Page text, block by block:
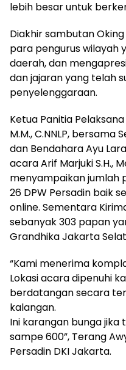
lebih besar untuk
Diakhir sambutan
para pengurus wilayah
daerah, dan
dan jajaran yang telah
penyelenggaraan.
Ketua Panitia Pelaksana
M.M., C.NNLP, bersama
dan Bendahara Ayu
acara Arif Marjuki S.H.,
menyampaikan jumlah
26 DPW Persadin baik
online. Sementara
sebanyak 303 papan
Grandhika Jakarta
“Kami menerima
Lokasi acara dipenuhi
berdatangan secara
kalangan.
Ini karangan bunga
sampe 600”, Terang
Persadin DKI Jakarta.